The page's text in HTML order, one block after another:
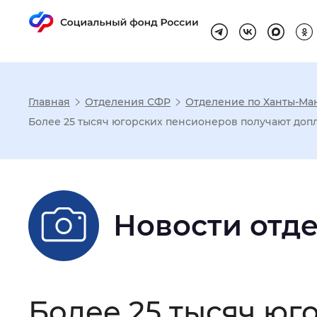
Настройка
Шрифт: Без засечек С
Главная Отделения СФР Отделение по Ханты-
Более 25 тысяч югорских пенсионеров получают
Новости